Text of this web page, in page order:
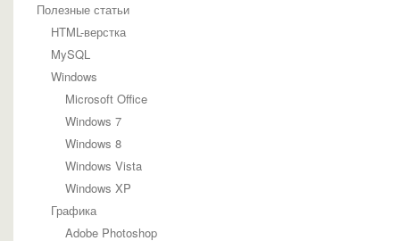
Полезные статьи
HTML-верстка
MySQL
Windows
Microsoft Office
Windows 7
Windows 8
Windows Vista
Windows XP
Графика
Adobe Photoshop